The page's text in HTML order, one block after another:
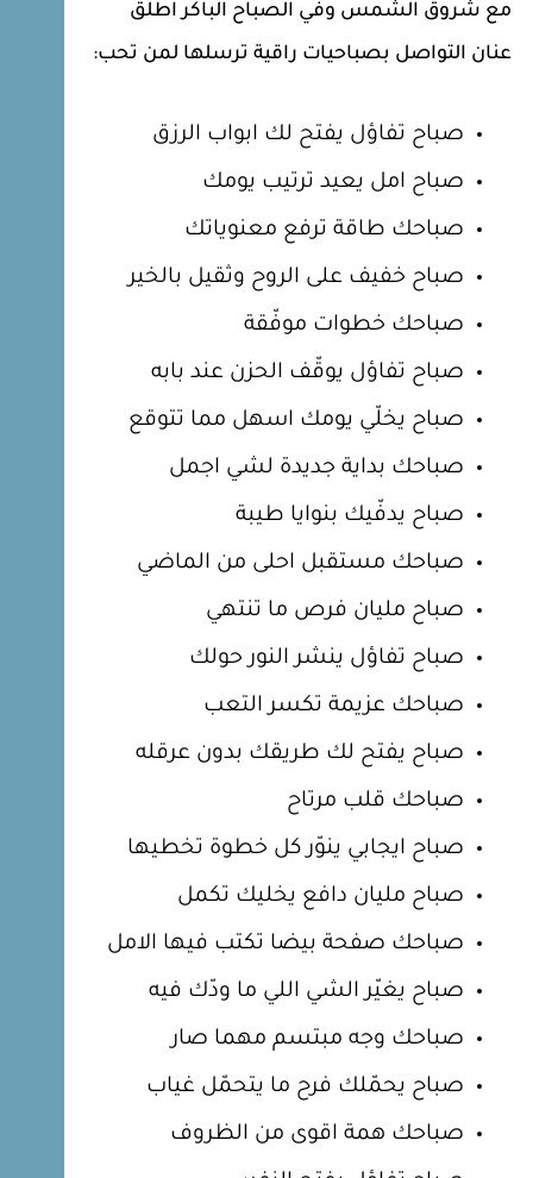
مع شروق الشمس وفي الصباح الباكر اطلق
عنان التواصل بصباحيات راقية ترسلها لمن تحب:
صباح تفاؤل يفتح لك ابواب الرزق
صباح امل يعيد ترتيب يومك
صباحك طاقة ترفع معنوياتك
صباح خفيف على الروح وثقيل بالخير
صباحك خطوات موفّقة
صباح تفاؤل يوقّف الحزن عند بابه
صباح يخلّي يومك اسهل مما تتوقع
صباحك بداية جديدة لشي اجمل
صباح يدفّيك بنوايا طيبة
صباحك مستقبل احلى من الماضي
صباح مليان فرص ما تنتهي
صباح تفاؤل ينشر النور حولك
صباحك عزيمة تكسر التعب
صباح يفتح لك طريقك بدون عرقله
صباحك قلب مرتاح
صباح ايجابي ينوّر كل خطوة تخطيها
صباح مليان دافع يخليك تكمل
صباحك صفحة بيضا تكتب فيها الامل
صباح يغيّر الشي اللي ما ودّك فيه
صباحك وجه مبتسم مهما صار
صباح يحمّلك فرح ما يتحمّل غياب
صباحك همة اقوى من الظروف